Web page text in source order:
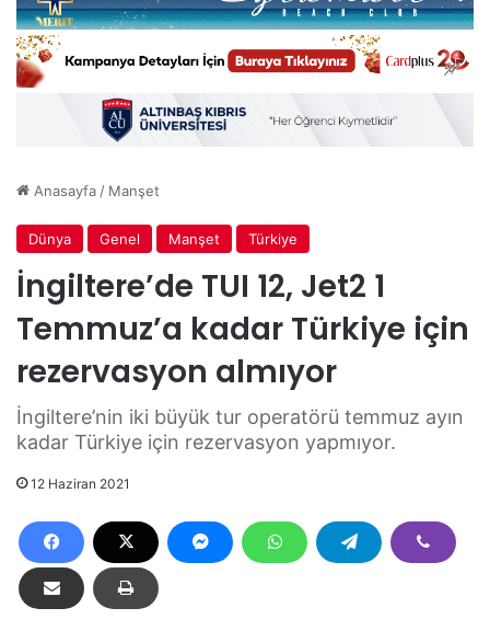
Anasayfa/ Manşet
Dünya Genel Manşet Türkiye
İngiltere’de TUI 12, Jet2 1
Temmuz’a kadar Türkiye için
rezervasyon almıyor
İngiltere’nin iki büyük tur operatörü temmuz ayın
kadar Türkiye için rezervasyon yapmıyor.
12 Haziran 2021